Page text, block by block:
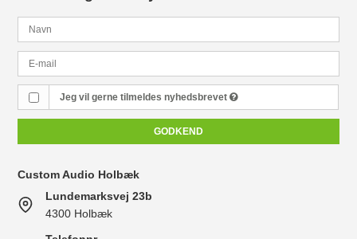
Jeg vil gerne tilmeldes nyhedsbrevet
GODKEND
Custom Audio Holbæk
Lundemarksvej 23b
4300 Holbæk